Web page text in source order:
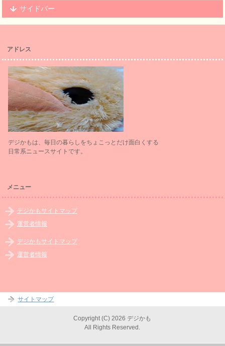
サイドバー
アドレス
デジかもは、毎日の暮らしをちょこっとだけ面白くする
日常系ニュースサイトです。
メニュー
デジかもサイトマップ
運営者情報
デジかもサイトマップ
運営者情報
サイトマップ
Copyright (C) 2026 デジかも
All Rights Reserved.